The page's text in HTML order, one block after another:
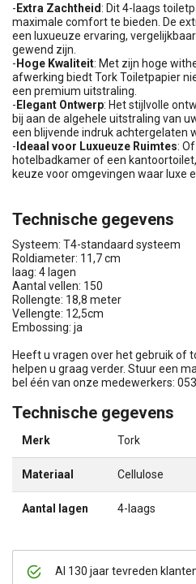
Al 130 jaar tevreden
- Extra Zachtheid: Dit 4-laags
maximale comfort te bieden. De
een luxueuze ervaring,
gewend zijn.
- Hoge Kwaliteit: Met zijn hoge
afwerking biedt Tork Toiletpapier
een premium uitstraling.
- Elegant Ontwerp: Het stijlvolle
bij aan de algehele uitstraling van
een blijvende indruk achtergelaten
- Ideaal voor Luxueuze Ruimtes:
hotelbadkamer of een
keuze voor omgevingen waar luxe
Technische gegevens
Systeem: T4-standaard systeem
Roldiameter: 11,7 cm
laag: 4 lagen
Aantal vellen: 150
Rollengte: 18,8 meter
Vellengte: 12,5cm
Embossing: ja
Heeft u vragen over het gebruik of
helpen u graag verder. Stuur een
bel één van onze medewerkers:
Technische gegevens
Merk Tork
Materiaal Cellulose
Aantal lagen 4-laags